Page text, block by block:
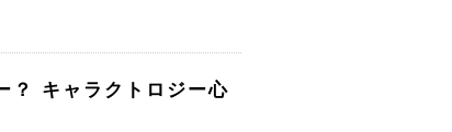
？ キャラクトロジー心